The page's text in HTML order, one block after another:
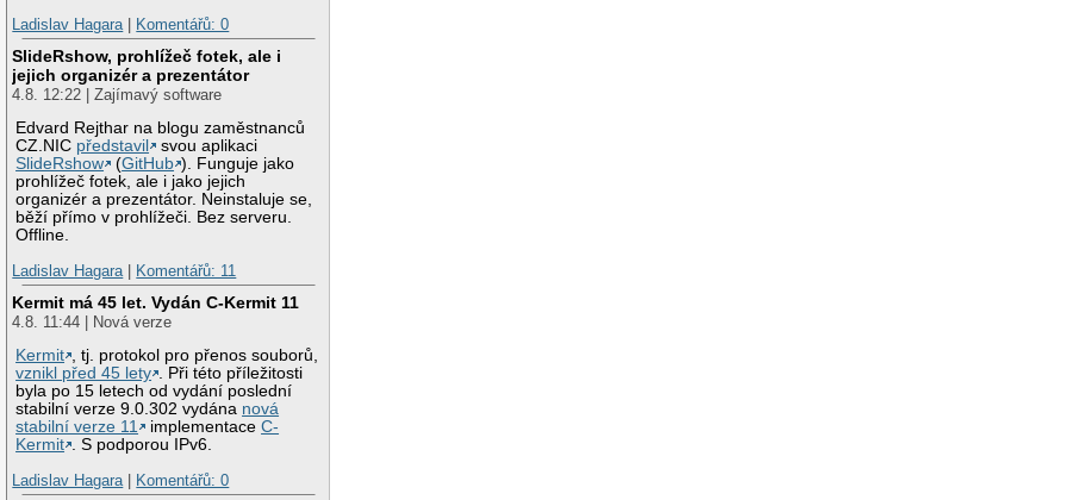
Ladislav Hagara| Komentářů: 0
SlideRshow, prohlížeč fotek, ale i
jejich organizér a prezentátor
4.8. 12:22 | Zajímavý software
Edvard Rejthar na blogu zaměstnanců
CZ.NIC představil
svou aplikaci
SlideRshow
(GitHub ). Funguje jako
prohlížeč fotek, ale i jako jejich
organizér a prezentátor. Neinstaluje se,
běží přímo v prohlížeči. Bez serveru.
Offline.
Ladislav Hagara| Komentářů: 11
Kermit má 45 let. Vydán C-Kermit 11
4.8. 11:44 | Nová verze
Kermit , tj. protokol pro přenos souborů,
vznikl před 45 lety . Při této příležitosti
byla po 15 letech od vydání poslední
stabilní verze 9.0.302 vydána nová
stabilní verze 11
implementaceC-
Kermit . S podporou IPv6.
Ladislav Hagara| Komentářů: 0